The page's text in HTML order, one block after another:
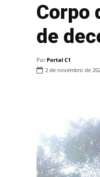
Corpo
de
Por Portal C1
2 de novembro de